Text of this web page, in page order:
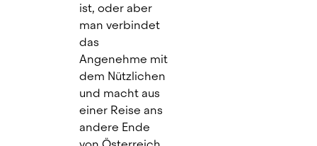
ist, oder aber
man verbindet
das
Angenehme mit
dem Nützlichen
und macht aus
einer Reise ans
andere Ende